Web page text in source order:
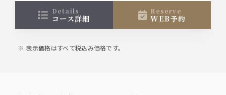
details
コース詳細
reserve
WEB予約
表示価格はすべて税込み価格です。